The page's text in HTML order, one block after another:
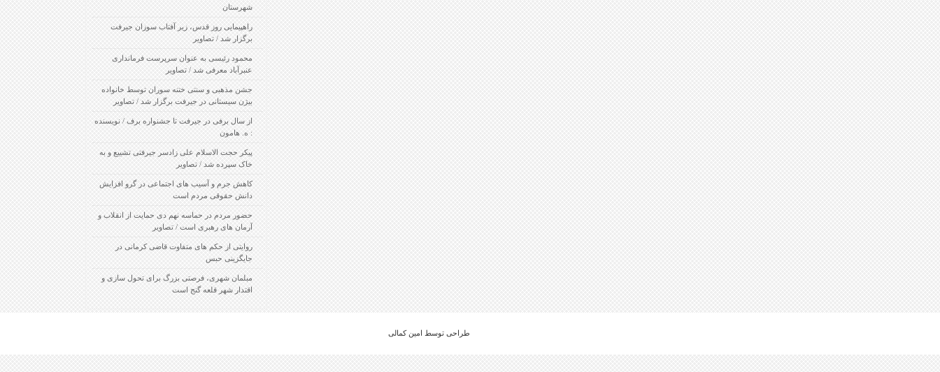
شهرستان
راهپیمایی روز قدس، زیر آفتاب سوزان جیرفت
برگزار شد / تصاویر
محمود رئیسی به عنوان سرپرست فرمانداری
عنبرآباد معرفی شد / تصاویر
جشن مذهبی و سنتی ختنه سوران توسط خانواده
بیژن سیستانی در جیرفت برگزار شد / تصاویر
از سال برفی در جیرفت تا جشنواره برف / نویسنده
: ه. هامون
پیکر حجت الاسلام علی زادسر جیرفتی تشییع و به
خاک سپرده شد / تصاویر
کاهش جرم و آسیب های اجتماعی در گرو افزایش
دانش حقوقی مردم است
حضور مردم در حماسه نهم دی حمایت از انقلاب و
آرمان های رهبری است / تصاویر
روایتی از حکم های متفاوت قاضی کرمانی در
جایگزینی حبس
مبلمان شهری، فرصتی بزرگ برای تحول سازی و
اقتدار شهر قلعه گنج است
طراحی توسط امین کمالی